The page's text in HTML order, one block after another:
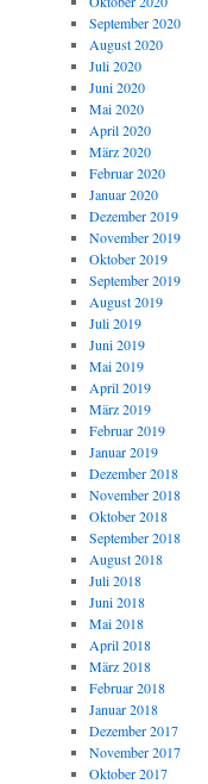
September 2020
August 2020
Juli 2020
Juni 2020
Mai 2020
April 2020
März 2020
Februar 2020
Januar 2020
Dezember 2019
November 2019
Oktober 2019
September 2019
August 2019
Juli 2019
Juni 2019
Mai 2019
April 2019
März 2019
Februar 2019
Januar 2019
Dezember 2018
November 2018
Oktober 2018
September 2018
August 2018
Juli 2018
Juni 2018
Mai 2018
April 2018
März 2018
Februar 2018
Januar 2018
Dezember 2017
November 2017
Oktober 2017